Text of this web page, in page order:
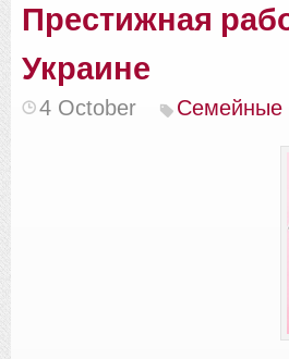
Престижная
Украине
4 October Семейные